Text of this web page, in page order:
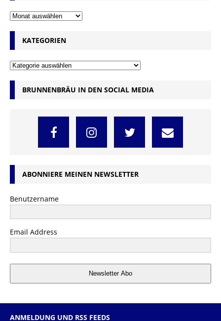
KATEGORIEN
BRUNNENBRÄU IN DEN SOCIAL MEDIA
ABONNIERE MEINEN NEWSLETTER
Benutzername
Email Address
Newsletter Abo
ANMELDUNG UND RSS FEEDS